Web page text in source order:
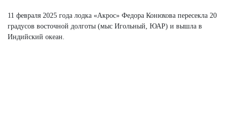
11 февраля 2025 года лодка «Акрос» Федора Конюхова пересекла 20
градусов восточной долготы (мыс Игольный, ЮАР) и вышла в
Индийский океан.